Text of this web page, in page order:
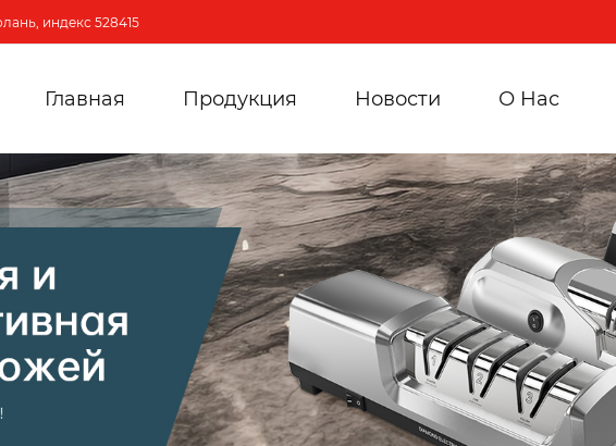
индекс 528415
Главная Продукция Новости О Hас